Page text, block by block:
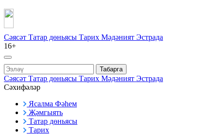
Сәясәт Татар дөньясы Тарих Мәдәният Эстрада
16+
Табарга
Сәясәт Татар дөньясы Тарих Мәдәният Эстрада
Сәхифәләр
Ясалма Фәһем
Җәмгыять
Татар дөньясы
Тарих